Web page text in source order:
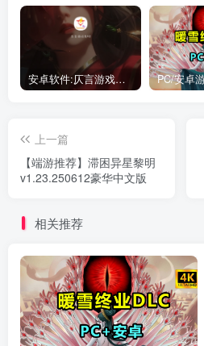
安卓软件:仄言游戏库4.0APP全新上架了！没有下的赶紧下载呀！
上一篇
【端游推荐】滞困异星黎明
v1.23.250612豪华中文版
相关推荐